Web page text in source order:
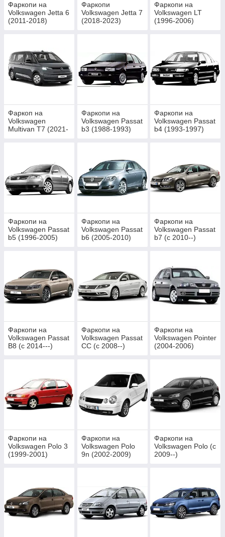
Фаркопи на
Volkswagen Jetta 6
(2011-2018)
Фаркопи
Volkswagen Jetta 7
(2018-2023)
Фаркопи на
Volkswagen LT
(1996-2006)
Фаркоп на
Volkswagen
Multivan T7 (2021-
Фаркопи на
Volkswagen Passat
b3 (1988-1993)
Фаркопи на
Volkswagen Passat
b4 (1993-1997)
Фаркопи на
Volkswagen Passat
b5 (1996-2005)
Фаркопи на
Volkswagen Passat
b6 (2005-2010)
Фаркопи на
Volkswagen Passat
b7 (c 2010--)
Фаркопи на
Volkswagen Passat
B8 (c 2014---)
Фаркопи на
Volkswagen Passat
CC (c 2008--)
Фаркопи на
Volkswagen Pointer
(2004-2006)
Фаркопи на
Volkswagen Polo 3
(1999-2001)
Фаркопи на
Volkswagen Polo
9n (2002-2009)
Фаркопи на
Volkswagen Polo (c
2009--)